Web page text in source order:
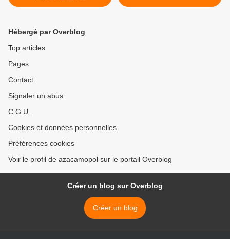
Hébergé par Overblog
Top articles
Pages
Contact
Signaler un abus
C.G.U.
Cookies et données personnelles
Préférences cookies
Voir le profil de azacamopol sur le portail Overblog
Créer un blog sur Overblog
Créer un blog